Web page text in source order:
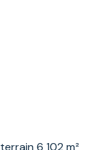
terrain 6 102 m²